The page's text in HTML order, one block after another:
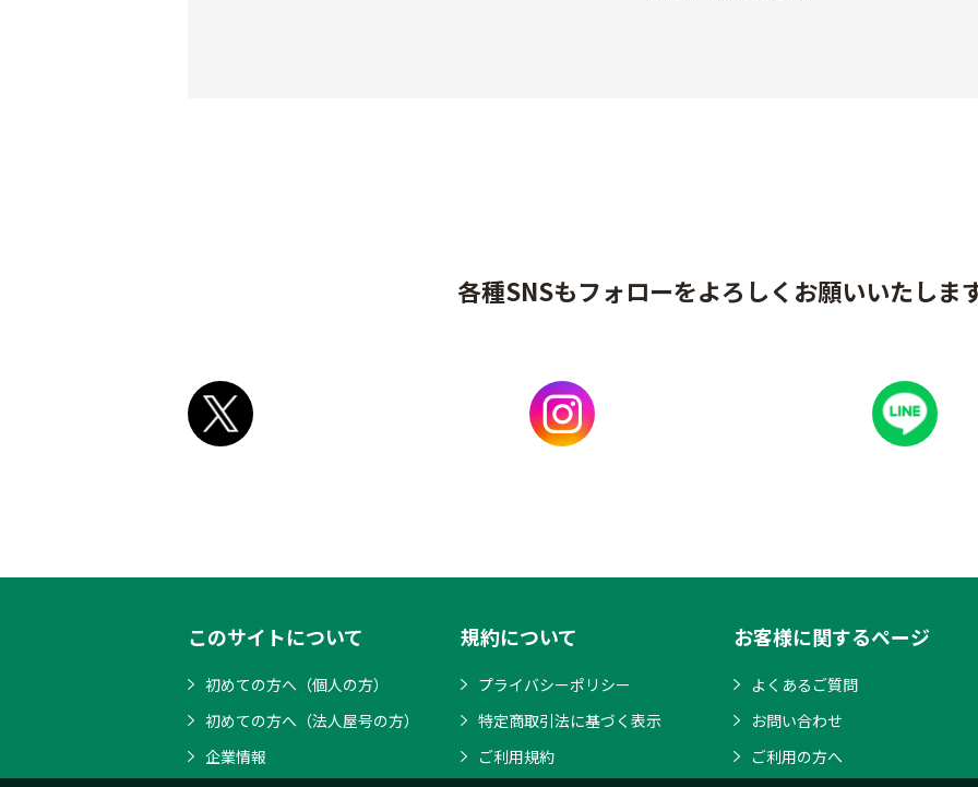
各種SNSもフォローをよろしくお願いいたしま
このサイトについて
初めての方へ（個人の方）
初めての方へ（法人屋号の方）
企業情報
規約について
プライバシーポリシー
特定商取引法に基づく表示
ご利用規約
お客様に関するページ
よくあるご質問
お問い合わせ
ご利用の方へ